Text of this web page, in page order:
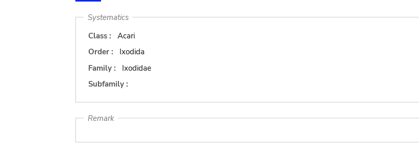
Systematics
Class :
Acari
Order :
Ixodida
Family :
Ixodidae
Subfamily :
Remark